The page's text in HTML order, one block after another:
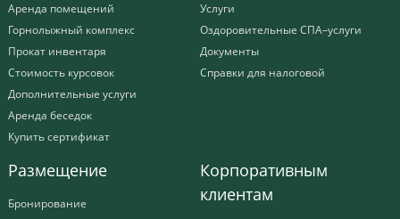
Аренда помещений
Горнолыжный комплекс
Прокат инвентаря
Стоимость курсовок
Дополнительные услуги
Аренда беседок
Купить сертификат
Услуги
Оздоровительные СПА–услуги
Документы
Справки для налоговой
Размещение
Бронирование
Корпоративным
клиентам